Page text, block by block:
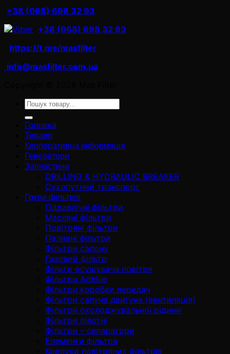
+38 (068) 698 32 93
+38 (068) 698 32 93
https://t.me/masfilter
info@masfilter.com.ua
Ara:
Головна
Товари
Корпоративна інформація
Генератори
Запчастини
DRILLING & HYDRAULIC BREAKER
Сухопутний транспорт
Групи фільтрів
Гідравлічні фільтри
Масляні фільтри
Повітряні фільтри
Паливні фільтри
Фільтри салону
Газовий фільтр
Фільтр осушувача повітря
Фільтри Adblue
Фільтри коробки передач
Фільтри сапуна двигуна (вентиляція)
Фільтри охолоджувальної рідини
Фільтри пілотні
Фільтри – сепаратори
Елементи фільтра
Корпуси повітряних фільтрів